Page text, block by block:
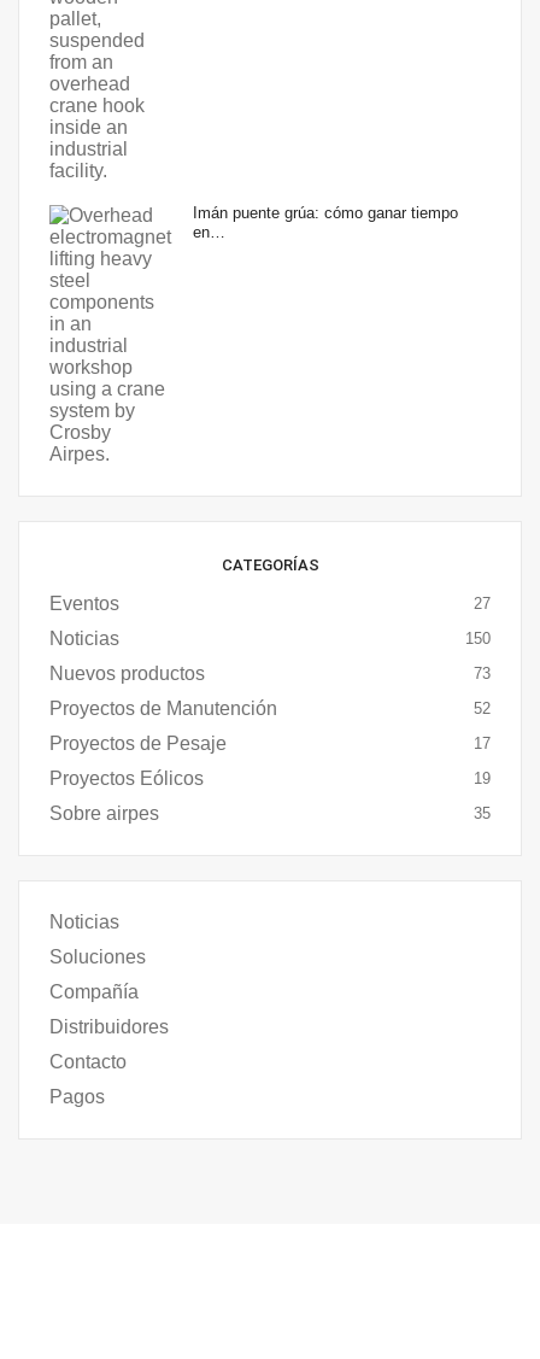
Imán puente grúa: cómo ganar tiempo
en…
CATEGORÍAS
Eventos 27
Noticias 150
Nuevos productos 73
Proyectos de Manutención 52
Proyectos de Pesaje 17
Proyectos Eólicos 19
Sobre airpes 35
Noticias
Soluciones
Compañía
Distribuidores
Contacto
Pagos